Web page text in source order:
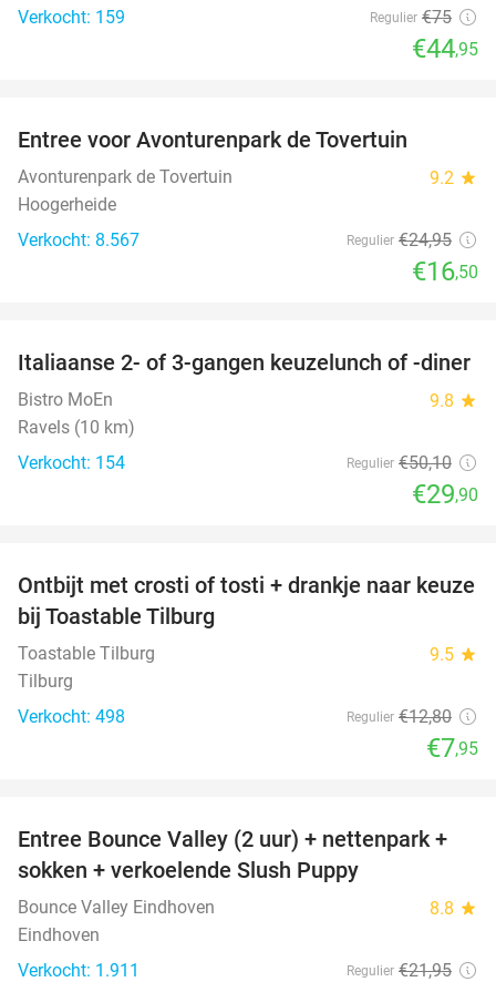
Verkocht: 159
Regulier €75
€44,95
Entree voor Avonturenpark de Tovertuin
Avonturenpark de Tovertuin 9.2 star
Hoogerheide
Verkocht: 8.567
Regulier €24,95
€16,50
40%
Italiaanse 2- of 3-gangen keuzelunch of -diner
Bistro MoEn 9.8 star
Ravels (10 km)
Verkocht: 154
Regulier €50,10
€29,90
38%
Ontbijt met crosti of tosti + drankje naar keuze
bij Toastable Tilburg
Toastable Tilburg 9.5 star
Tilburg
Verkocht: 498
Regulier €12,80
€7,95
46%
Entree Bounce Valley (2 uur) + nettenpark +
sokken + verkoelende Slush Puppy
Bounce Valley Eindhoven 8.8 star
Eindhoven
Verkocht: 1.911
Regulier €21,95